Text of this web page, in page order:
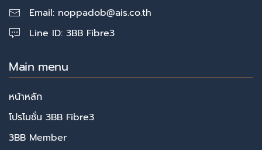
Email: noppadob@ais.co.th
Line ID: 3BB Fibre3
Main menu
หน้าหลัก
โปรโมชั่น 3BB Fibre3
3BB Member